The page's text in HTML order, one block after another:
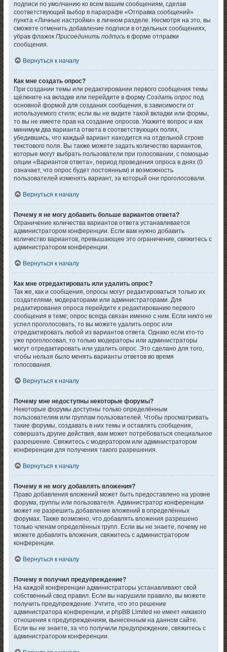
подписи по умолчанию ко всем вашим сообщениям, сделав
соответствующий выбор в параграфе «Отправка сообщений»
пункта «Личные настройки» в личном разделе. Несмотря на это, вы
сможете отменить добавление подписи в отдельных сообщениях,
убрав флажокПрисоединить подпись в форме отправки
сообщения.
Вернуться к началу
Как мне создать опрос?
При создании темы или редактировании первого сообщения темы
щёлкните на вкладке или перейдите в формуСоздать опрос под
основной формой для создания сообщения, в зависимости от
используемого стиля; если вы не видите такой вкладки или формы,
то вы не имеете прав на создание опросов. Укажите вопрос и как
минимум два варианта ответа в соответствующих полях,
убедившись, что каждый вариант находится на отдельной строке
текстового поля. Вы также можете задать количество вариантов,
которые могут выбрать пользователи при голосовании, с помощью
опции «Вариантов ответа», период проведения опроса в днях (0
означает, что опрос будет постоянным) и возможность
пользователей изменять вариант, за который они проголосовали.
Вернуться к началу
Почему я не могу добавить больше вариантов ответа?
Ограничение количества вариантов ответа устанавливается
администратором конференции. Если вам нужно добавить
количество вариантов, превышающее это ограничение, свяжитесь с
администратором конференции.
Вернуться к началу
Как мне отредактировать или удалить опрос?
Так же, как и сообщения, опросы могут редактироваться только их
создателями, модераторами или администраторами. Для
редактирования опроса перейдите к редактированию первого
сообщения в теме; опрос всегда связан именно с ним. Если никто не
успел проголосовать, то вы можете удалить опрос или
отредактировать любой из вариантов ответа. Однако если кто-то
уже проголосовал, то только модераторы или администраторы
могут отредактировать или удалить опрос. Это сделано для того,
чтобы нельзя было менять варианты ответов во время
голосования.
Вернуться к началу
Почему мне недоступны некоторые форумы?
Некоторые форумы доступны только определённым
пользователям или группам пользователей. Чтобы просматривать
такие форумы, создавать в них темы и оставлять сообщения,
совершать другие действия, вам может потребоваться специальное
разрешение. Свяжитесь с модератором или администратором
конференции для получения такого разрешения.
Вернуться к началу
Почему я не могу добавлять вложения?
Право добавления вложений может быть предоставлено на уровне
форума, группы или пользователя. Администратор конференции
может не разрешить добавление вложений в определённых
форумах. Также возможно, что добавлять вложения разрешено
только членам определённых групп. Если вы не знаете, почему не
можете добавлять вложения, свяжитесь с администратором
конференции.
Вернуться к началу
Почему я получил предупреждение?
На каждой конференции администраторы устанавливают свой
собственный свод правил. Если вы нарушили правило, вы можете
получить предупреждение. Учтите, что это решение
администратора конференции, и phpBB Limited не имеет никакого
отношения к предупреждениям, вынесенным на данном сайте.
Если вы не знаете, за что получили предупреждение, свяжитесь с
администратором конференции.